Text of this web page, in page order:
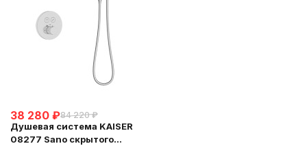
38 280 ₽84 220 ₽
Душевая система KAISER
08277 Sano скрытого